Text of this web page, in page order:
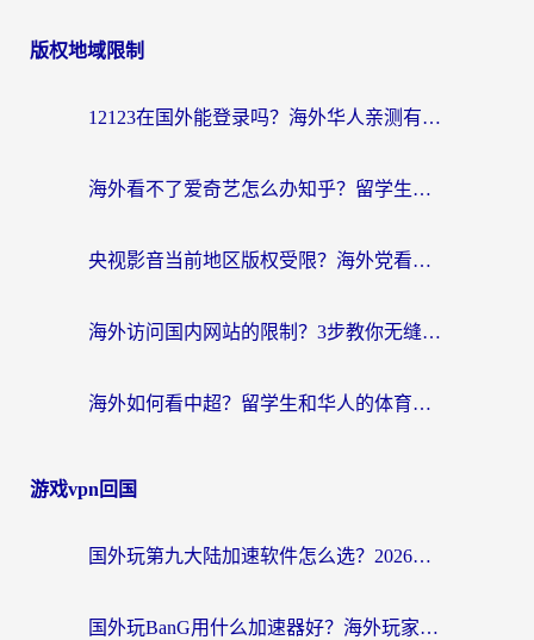
导
版权地域限制
12123在国外能登录吗？海外华人亲测有效的回国加速器选择指南
海外看不了爱奇艺怎么办知乎？留学生亲测有效的回国加速方案
央视影音当前地区版权受限？海外党看国内剧、追电视台的终极解决方案
海外访问国内网站的限制？3步教你无缝解锁国内资源（附实测最优工具）
海外如何看中超？留学生和华人的体育赛事观看终极指南（附欧洲杯奥运会观看技巧）
游戏vpn回国
国外玩第九大陆加速软件怎么选？2026终极指南帮你告别延迟卡顿
国外玩BanG用什么加速器好？海外玩家亲测的国服游戏加速终极方案